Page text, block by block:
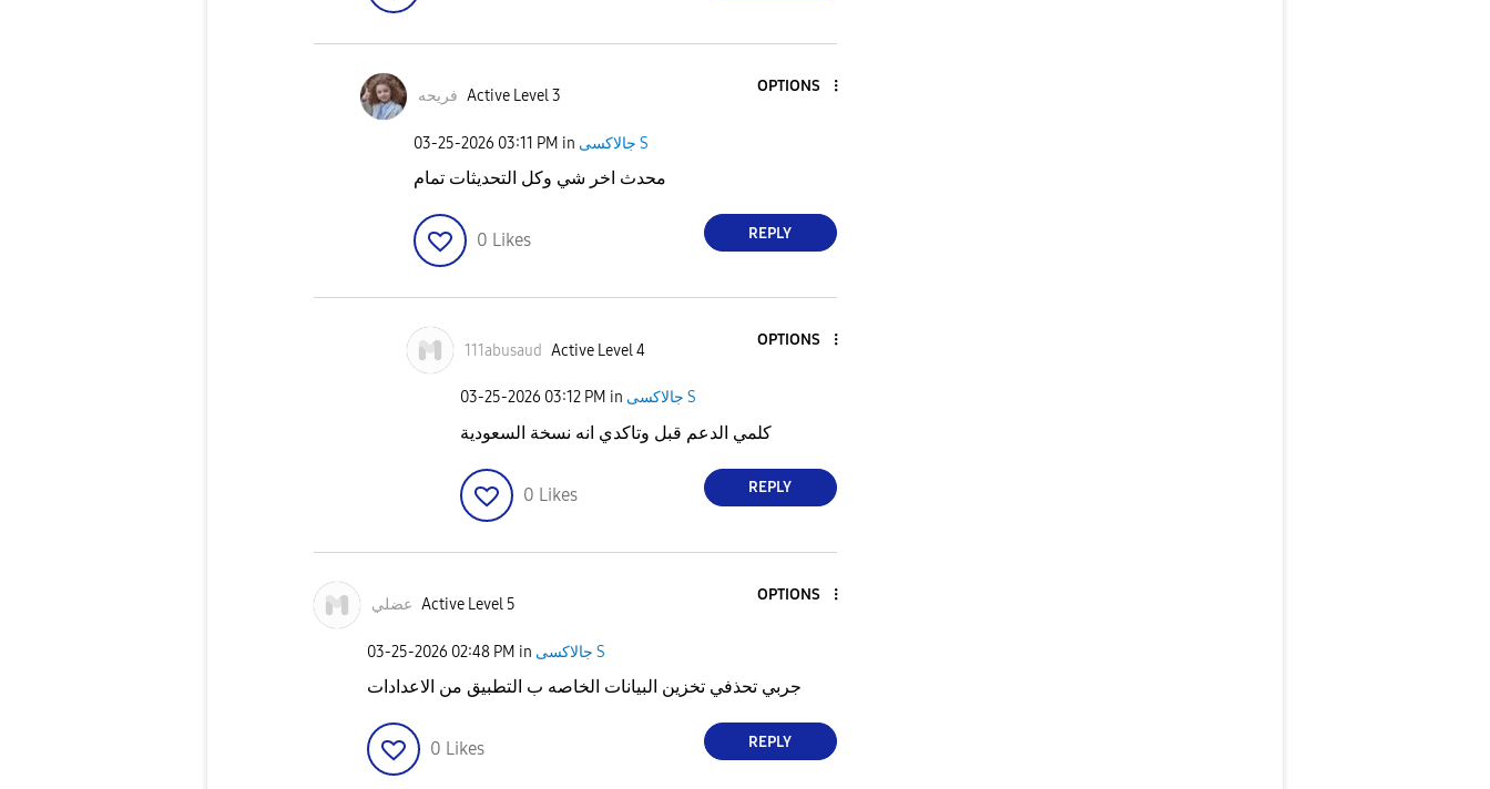
فريحه Active Level 3
OPTIONS
‎03-25-2026 03:11 PM in جالاكسى S
محدث اخر شي وكل التحديثات تمام
0 Likes REPLY
111abusaud Active Level 4
OPTIONS
‎03-25-2026 03:12 PM in جالاكسى S
كلمي الدعم قبل وتاكدي انه نسخة السعودية
0 Likes REPLY
عضلي Active Level 5
OPTIONS
‎03-25-2026 02:48 PM in جالاكسى S
جربي تحذفي تخزين البيانات الخاصه ب التطبيق من الاعدادات
0 Likes REPLY